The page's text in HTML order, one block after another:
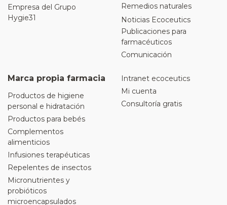
Empresa del Grupo
Hygie31
Remedios naturales
Noticias Ecoceutics
Publicaciones para
farmacéuticos
Comunicación
Marca propia farmacia
Productos de higiene
personal e hidratación
Productos para bebés
Complementos
alimenticios
Infusiones terapéuticas
Repelentes de insectos
Micronutrientes y
probióticos
microencapsulados
Intranet ecoceutics
Mi cuenta
Consultoría gratis